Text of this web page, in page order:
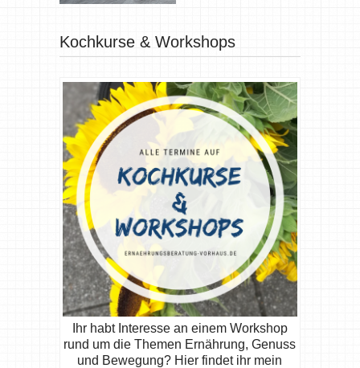
Kochkurse & Workshops
Ihr habt Interesse an einem Workshop
rund um die Themen Ernährung, Genuss
und Bewegung? Hier findet ihr mein